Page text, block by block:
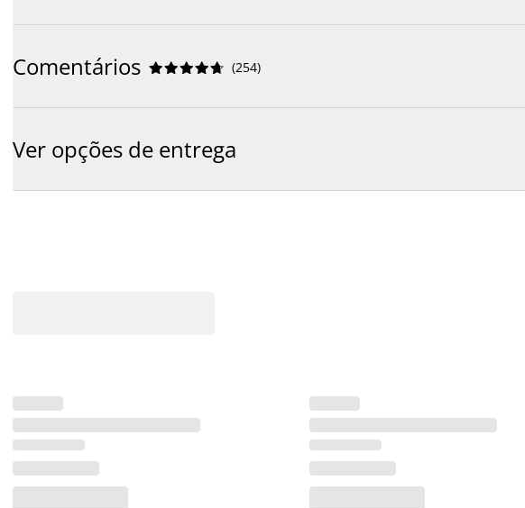
Comentários 




 (254)
Ver opções de entrega